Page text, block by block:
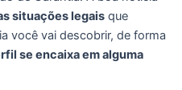
situações legais que
você vai descobrir, de forma
se encaixa em alguma